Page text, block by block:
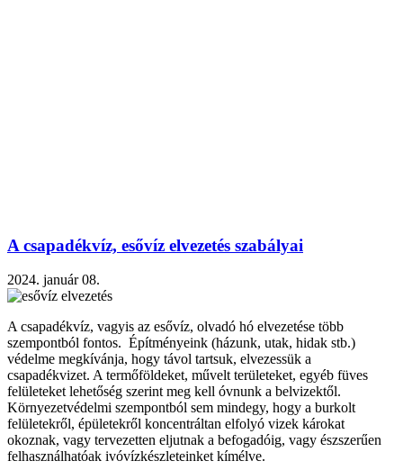
A csapadékvíz, esővíz elvezetés szabályai
2024. január 08.
A csapadékvíz, vagyis az esővíz, olvadó hó elvezetése több
szempontból fontos. Építményeink (házunk, utak, hidak stb.)
védelme megkívánja, hogy távol tartsuk, elvezessük a
csapadékvizet. A termőföldeket, művelt területeket, egyéb füves
felületeket lehetőség szerint meg kell óvnunk a belvizektől.
Környezetvédelmi szempontból sem mindegy, hogy a burkolt
felületekről, épületekről koncentráltan elfolyó vizek károkat
okoznak, vagy tervezetten eljutnak a befogadóig, vagy észszerűen
felhasználhatóak ivóvízkészleteinket kímélve.